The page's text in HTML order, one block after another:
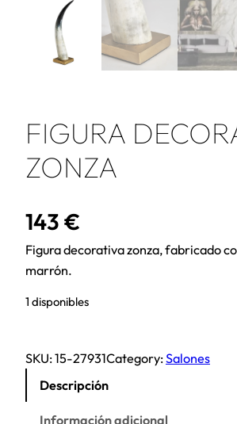
FIGURA
ZONZA
143 €
Figura decorativa zonza, fabricado
marrón.
1 disponibles
SKU:15-27931Category:Salones
Descripción
Información adicional